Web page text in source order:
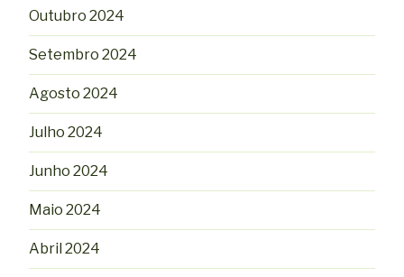
Outubro 2024
Setembro 2024
Agosto 2024
Julho 2024
Junho 2024
Maio 2024
Abril 2024